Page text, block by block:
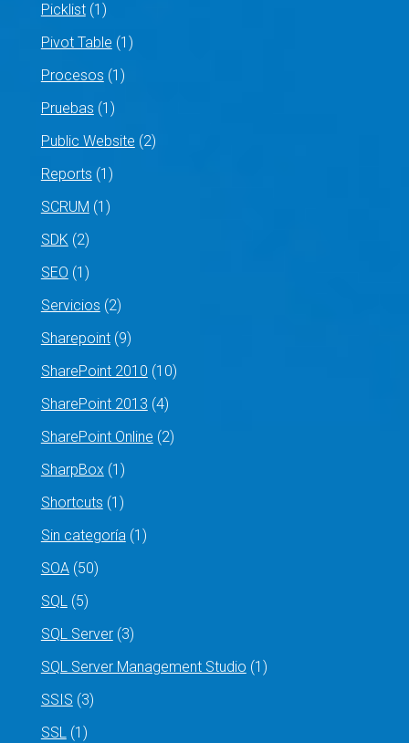
Picklist(1)
Pivot Table (1)
Procesos (1)
Pruebas (1)
Public Website (2)
Reports (1)
SCRUM (1)
SDK (2)
SEO (1)
Servicios (2)
Sharepoint(9)
SharePoint 2010 (10)
SharePoint 2013 (4)
SharePoint Online (2)
SharpBox(1)
Shortcuts (1)
Sin categoría(1)
SOA(50)
SQL(5)
SQL Server(3)
SQL Server Management Studio (1)
SSIS (3)
SSL(1)